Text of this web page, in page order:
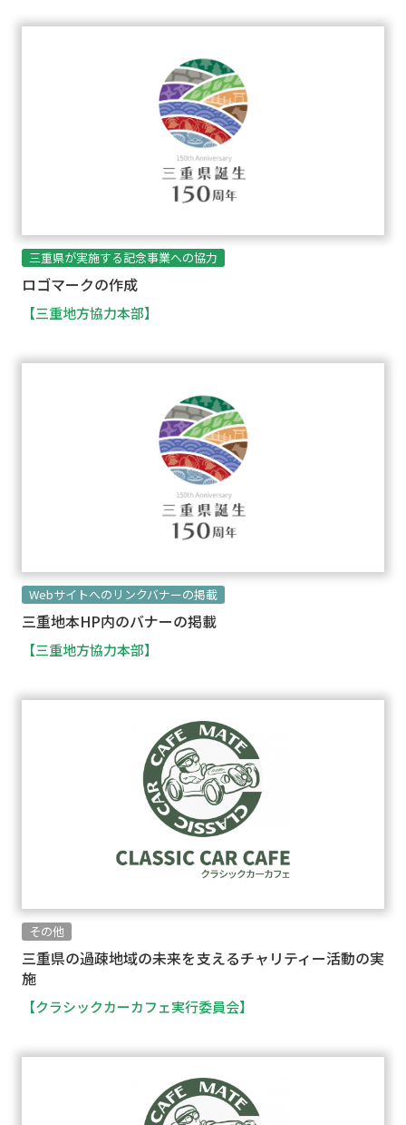
三重県が実施する記念事業への協力
ロゴマークの作成
【三重地方協力本部】
Webサイトへのリンクバナーの掲載
三重地本HP内のバナーの掲載
【三重地方協力本部】
その他
三重県の過疎地域の未来を支えるチャリティー活動の実
施
【クラシックカーカフェ実行委員会】